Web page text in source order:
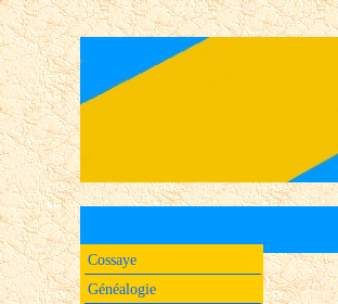
Cossaye
Généalogie